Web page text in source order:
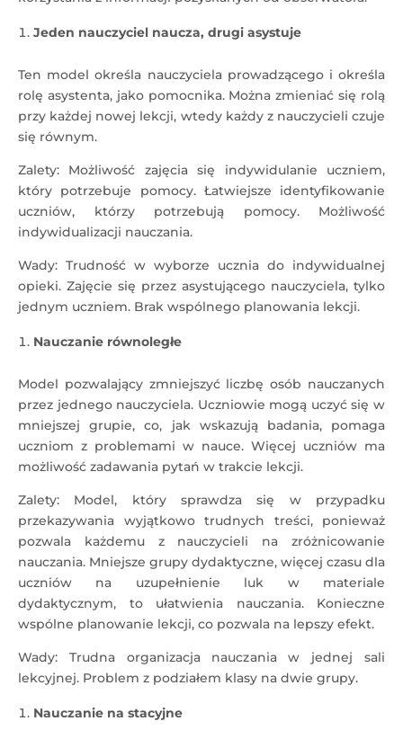
Jeden nauczyciel naucza, drugi asystuje
Ten model określa nauczyciela prowadzącego i określa
rolę asystenta, jako pomocnika. Można zmieniać się rolą
przy każdej nowej lekcji, wtedy każdy z nauczycieli czuje
się równym.
Zalety: Możliwość zajęcia się indywidulanie uczniem,
który potrzebuje pomocy. Łatwiejsze identyfikowanie
uczniów, którzy potrzebują pomocy. Możliwość
indywidualizacji nauczania.
Wady: Trudność w wyborze ucznia do indywidualnej
opieki. Zajęcie się przez asystującego nauczyciela, tylko
jednym uczniem. Brak wspólnego planowania lekcji.
Nauczanie równoległe
Model pozwalający zmniejszyć liczbę osób nauczanych
przez jednego nauczyciela. Uczniowie mogą uczyć się w
mniejszej grupie, co, jak wskazują badania, pomaga
uczniom z problemami w nauce. Więcej uczniów ma
możliwość zadawania pytań w trakcie lekcji.
Zalety: Model, który sprawdza się w przypadku
przekazywania wyjątkowo trudnych treści, ponieważ
pozwala każdemu z nauczycieli na zróżnicowanie
nauczania. Mniejsze grupy dydaktyczne, więcej czasu dla
uczniów na uzupełnienie luk w materiale
dydaktycznym, to ułatwienia nauczania. Konieczne
wspólne planowanie lekcji, co pozwala na lepszy efekt.
Wady: Trudna organizacja nauczania w jednej sali
lekcyjnej. Problem z podziałem klasy na dwie grupy.
Nauczanie na stacyjne